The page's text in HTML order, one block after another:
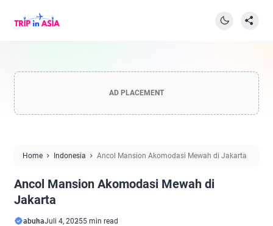
AD PLACEMENT
Home Indonesia Ancol Mansion Akomodasi Mewah di Jakarta
Ancol Mansion Akomodasi Mewah di
Jakarta
abuhaJuli 4, 20255 min read